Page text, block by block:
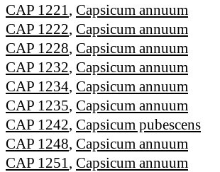
CAP 1221, Capsicum annuum
CAP 1222, Capsicum annuum
CAP 1228, Capsicum annuum
CAP 1232, Capsicum annuum
CAP 1234, Capsicum annuum
CAP 1235, Capsicum annuum
CAP 1242, Capsicum pubescens
CAP 1248, Capsicum annuum
CAP 1251, Capsicum annuum